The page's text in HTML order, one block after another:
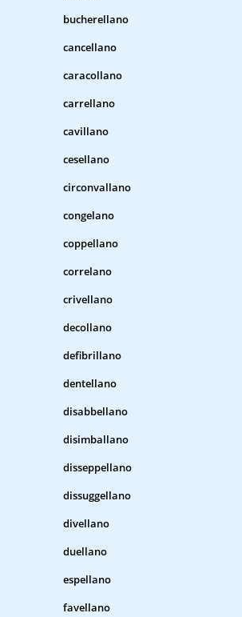
bucherellano
cancellano
caracollano
carrellano
cavillano
cesellano
circonvallano
congelano
coppellano
correlano
crivellano
decollano
defibrillano
dentellano
disabbellano
disimballano
disseppellano
dissuggellano
divellano
duellano
espellano
favellano